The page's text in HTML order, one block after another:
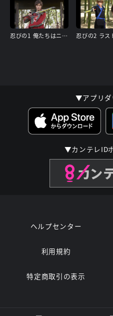
忍びの1 俺たちはニンジャだ!
▼アプリダ
▼カンテレID
ヘルプセンター
利用規約
特定商取引の表示